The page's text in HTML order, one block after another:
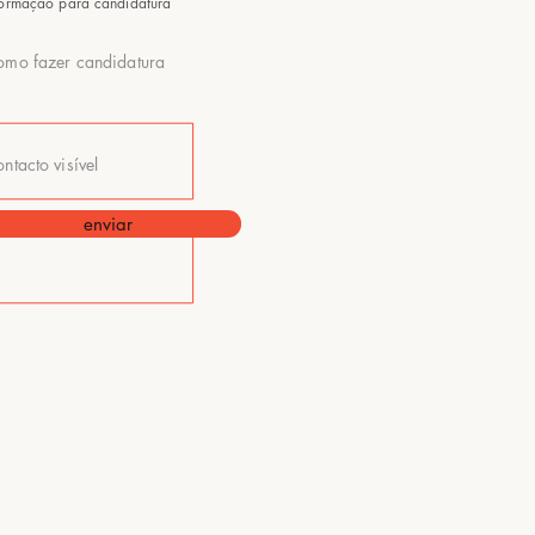
fazer candidatura
visível
enviar